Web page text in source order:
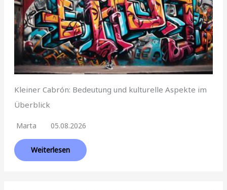
Kleiner Cabrón: Bedeutung und kulturelle Aspekte im
Überblick
Marta 05.08.2026
Weiterlesen